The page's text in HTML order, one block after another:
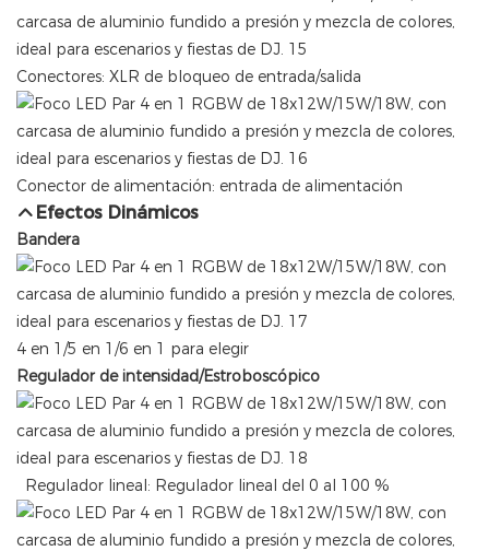
Conectores: XLR de bloqueo de entrada/salida
Conector de alimentación: entrada de alimentación
Efectos Dinámicos
Bandera
4 en 1/5 en 1/6 en 1 para elegir
Regulador de intensidad/Estroboscópico
Regulador lineal: Regulador lineal del 0 al 100 %